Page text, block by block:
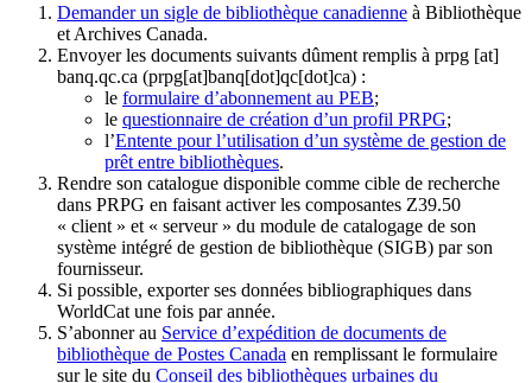
Demander un sigle de bibliothèque canadienne à Bibliothèque
et Archives Canada.
Envoyer les documents suivants dûment remplis à prpg [at]
banq.qc.ca (prpg[at]banq[dot]qc[dot]ca) :
le formulaire d’abonnement au PEB;
le questionnaire de création d’un profil PRPG;
l’Entente pour l’utilisation d’un système de gestion de
prêt entre bibliothèques.
Rendre son catalogue disponible comme cible de recherche
dans PRPG en faisant activer les composantes Z39.50
« client » et « serveur » du module de catalogage de son
système intégré de gestion de bibliothèque (SIGB) par son
fournisseur.
Si possible, exporter ses données bibliographiques dans
WorldCat une fois par année.
S’abonner au Service d’expédition de documents de
bibliothèque de Postes Canada en remplissant le formulaire
sur le site du Conseil des bibliothèques urbaines du